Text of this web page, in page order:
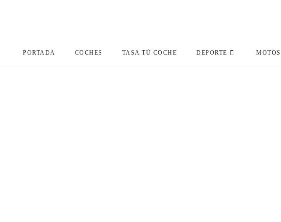
PORTADA COCHES TASA TÚ COCHE DEPORTE MOTOS